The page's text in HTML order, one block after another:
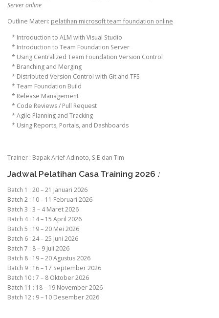
Server online
Outline Materi: pelatihan microsoft team foundation online
* Introduction to ALM with Visual Studio
* Introduction to Team Foundation Server
* Using Centralized Team Foundation Version Control
* Branching and Merging
* Distributed Version Control with Git and TFS
* Team Foundation Build
* Release Management
* Code Reviews / Pull Request
* Agile Planning and Tracking
* Using Reports, Portals, and Dashboards
Trainer : Bapak Arief Adinoto, S.E dan Tim
Jadwal Pelatihan Casa Training 2026 :
Batch 1 : 20 – 21 Januari 2026
Batch 2 : 10 – 11 Februari 2026
Batch 3 : 3 – 4 Maret 2026
Batch 4 : 14 – 15 April 2026
Batch 5 : 19 – 20 Mei 2026
Batch 6 : 24 – 25 Juni 2026
Batch 7 : 8 – 9 Juli 2026
Batch 8 : 19 – 20 Agustus 2026
Batch 9 : 16 – 17 September 2026
Batch 10 : 7 – 8 Oktober 2026
Batch 11 : 18 – 19 November 2026
Batch 12 : 9 – 10 Desember 2026